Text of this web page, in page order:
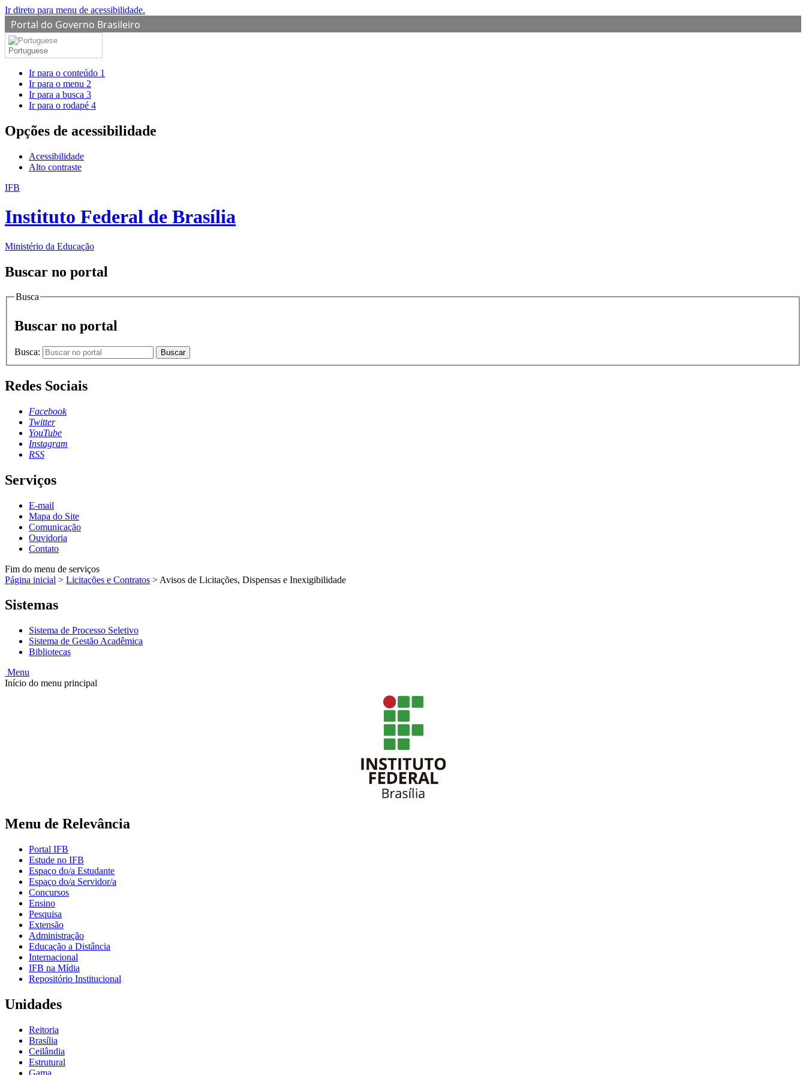
Ir direto para menu de acessibilidade.
Portal do Governo Brasileiro
Portuguese
Ir para o conteúdo 1
Ir para o menu 2
Ir para a busca 3
Ir para o rodapé 4
Opções de acessibilidade
Acessibilidade
Alto contraste
IFB
Instituto Federal de Brasília
Ministério da Educação
Buscar no portal
Busca
Buscar no portal
Busca: Buscar
Redes Sociais
Facebook
Twitter
YouTube
Instagram
RSS
Serviços
E-mail
Mapa do Site
Comunicação
Ouvidoria
Contato
Fim do menu de serviços
Página inicial > Licitações e Contratos > Avisos de Licitações, Dispensas e Inexigibilidade
Sistemas
Sistema de Processo Seletivo
Sistema de Gestão Acadêmica
Bibliotecas
Menu
Início do menu principal
Menu de Relevância
Portal IFB
Estude no IFB
Espaço do/a Estudante
Espaço do/a Servidor/a
Concursos
Ensino
Pesquisa
Extensão
Administração
Educação a Distância
Internacional
IFB na Mídia
Repositório Institucional
Unidades
Reitoria
Brasília
Ceilândia
Estrutural
Gama